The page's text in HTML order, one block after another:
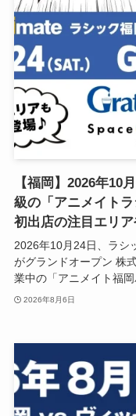
【福岡】2026年10
級の「アニメイト
初出店の注目エリ
2026年10月24日、ラシ
がグランドオープン 株
業中の「アニメイト福
2026年8月6日